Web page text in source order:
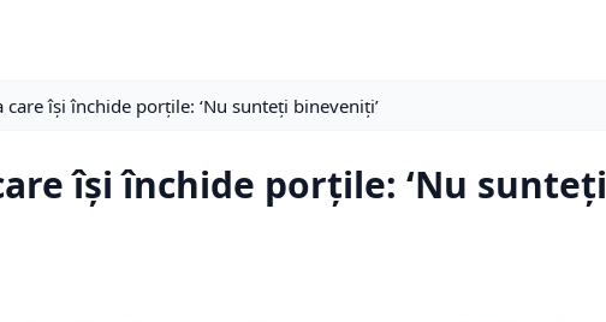
care își închide porțile: ‘Nu sunteți bineveniți’
își închide porțile: ‘Nu sunteți